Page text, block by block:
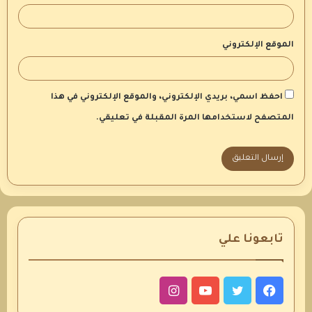
الموقع الإلكتروني
احفظ اسمي، بريدي الإلكتروني، والموقع الإلكتروني في هذا
المتصفح لاستخدامها المرة المقبلة في تعليقي.
تابعونا علي
فيسبوكتويتر يوتيوبانستقرام